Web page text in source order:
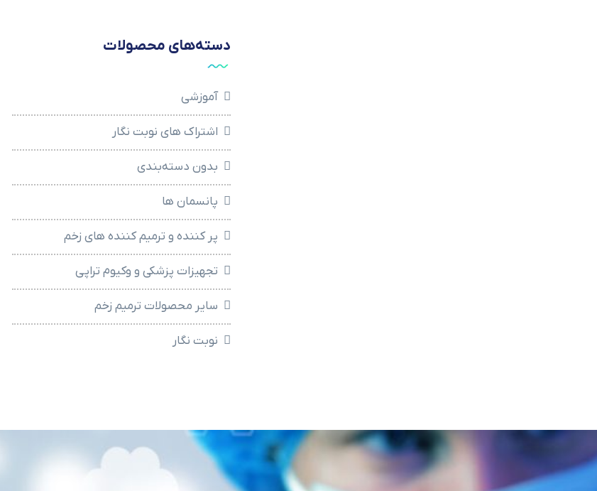
دسته‌های محصولات
آموزشی
اشتراک های نوبت نگار
بدون دسته‌بندی
پانسمان ها
پر کننده و ترمیم کننده های زخم
تجهیزات پزشکی و وکیوم تراپی
سایر محصولات ترمیم زخم
نوبت نگار